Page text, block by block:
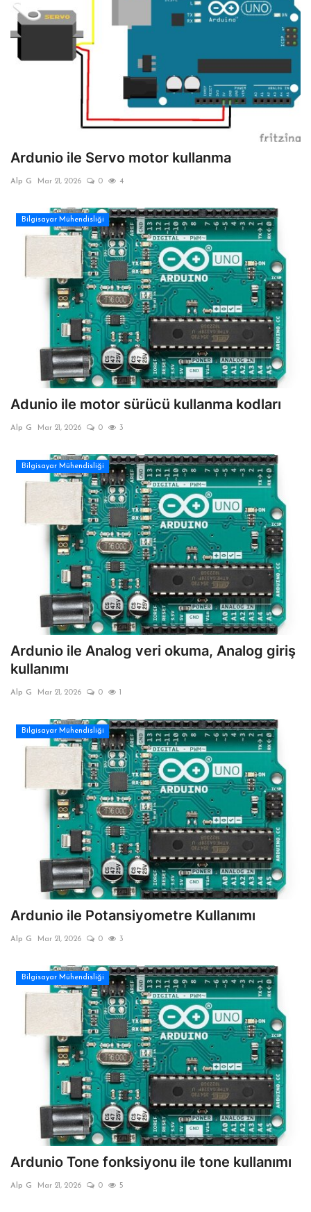
Ardunio ile Servo motor kullanma
Alp G Mar 21, 2026 0 4
Bilgisayar Mühendisliği
Adunio ile motor sürücü kullanma kodları
Alp G Mar 21, 2026 0 3
Bilgisayar Mühendisliği
Ardunio ile Analog veri okuma, Analog giriş
kullanımı
Alp G Mar 21, 2026 0
Bilgisayar Mühendisliği
Ardunio ile Potansiyometre Kullanımı
Alp G Mar 21, 2026 0 3
Bilgisayar Mühendisliği
Ardunio Tone fonksiyonu ile tone kullanımı
Alp G Mar 21, 2026 0 5